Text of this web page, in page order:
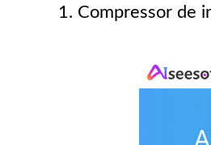
1. Compressor de